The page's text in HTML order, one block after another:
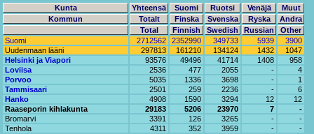
Kunta Yhteensä Suomi Ruotsi Venäjä
Muut
Kommun
Totalt Finska Svenska Ryska
Andra
Total
Finnish Swedish Russian
Other
Suomi
2712562 2352990 349733 5939
3900
Uudenmaan lääni
297813 161210 134124 1432
1047
Helsinki ja Viapori
93576 49496 41714 1408
958
Loviisa
2536 477 2055 -
4
Porvoo
5035 1336 3698 -
1
Tammisaari
2501 259 2236 -
6
Hanko
4908 1590 3294 12
12
Raaseporin kihlakunta
29183 5206 23970 7
-
Bromarvi
3391 126 3265 -
-
Tenhola
4311 352 3959 -
-